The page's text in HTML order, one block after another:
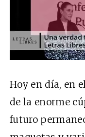
Hoy en día, en
de la enorme
futuro